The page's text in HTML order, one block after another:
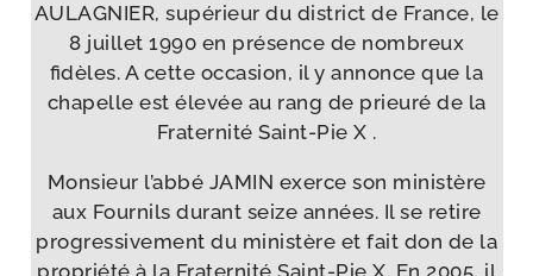
AULAGNIER, supé­rieur du dis­trict de France, le
8 juillet 1990 en pré­sence de nom­breux
fidèles. A cette occa­sion, il y annonce que la
cha­pelle est éle­vée au rang de prieu­ré de la
Fraternité Saint-​Pie X .
Monsieur l’ab­bé JAMIN exerce son minis­tère
aux Fournils durant seize années. Il se retire
pro­gres­si­ve­ment du minis­tère et fait don de la
pro­prié­té à la Fraternité Saint-​Pie X. En 2005, il